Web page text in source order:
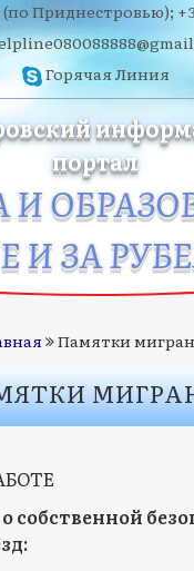
(по Приднестровью);
Горячая Линия
портал
И
И ЗА
Памятки
собственной